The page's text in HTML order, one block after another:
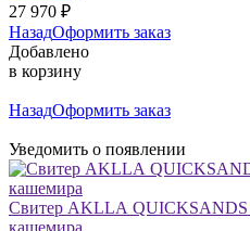
27 970 ₽
НазадОформить заказ
Добавлено
в корзину
НазадОформить заказ
Уведомить о появлении
Свитер AKLLA QUICKSANDS
кашемира